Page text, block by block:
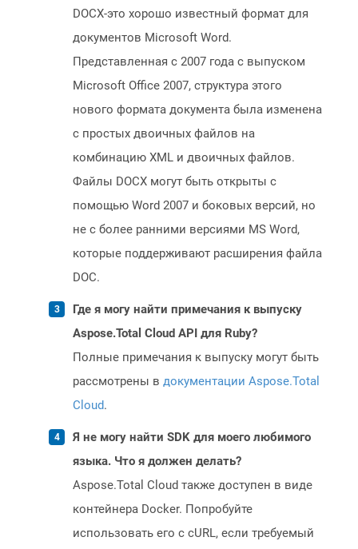
DOCX-это хорошо известный формат для
документов Microsoft Word.
Представленная с 2007 года с выпуском
Microsoft Office 2007, структура этого
нового формата документа была изменена
с простых двоичных файлов на
комбинацию XML и двоичных файлов.
Файлы DOCX могут быть открыты с
помощью Word 2007 и боковых версий, но
не с более ранними версиями MS Word,
которые поддерживают расширения файла
DOC.
Где я могу найти примечания к выпуску
Aspose.Total Cloud API для Ruby?
Полные примечания к выпуску могут быть
рассмотрены в документации Aspose.Total
Cloud.
Я не могу найти SDK для моего любимого
языка. Что я должен делать?
Aspose.Total Cloud также доступен в виде
контейнера Docker. Попробуйте
использовать его с cURL, если требуемый